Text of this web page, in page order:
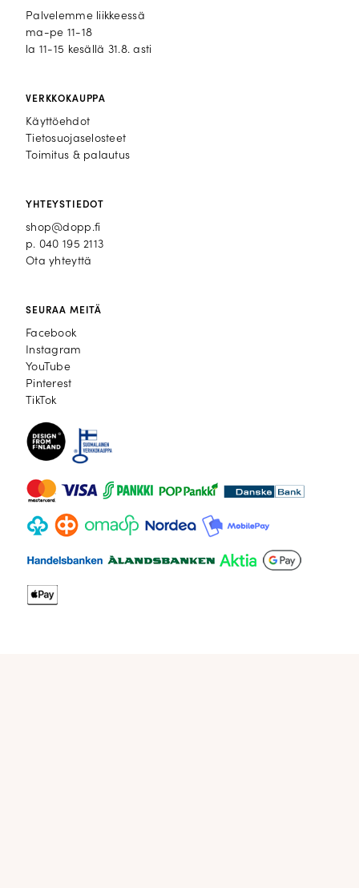
Palvelemme liikkeessä
ma-pe 11-18
la 11-15 kesällä 31.8. asti
VERKKOKAUPPA
Käyttöehdot
Tietosuojaselosteet
Toimitus & palautus
YHTEYSTIEDOT
shop@dopp.fi
p. 040 195 2113
Ota yhteyttä
SEURAA MEITÄ
Facebook
Facebook
Instagram
Instagram
YouTube
YouTube
Pinterest
Pinterest
TikTok
TikTok